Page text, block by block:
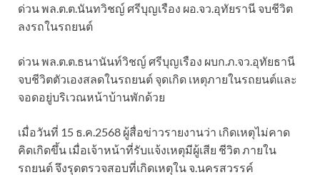
ด่วน พล.ต.ต.นันทวิชญ์ ศรีบุญเรือง ผอ.จว.อุทัยรานี จบชีวิต
ลงรถในรถยนต์
ด่วน พล.ต.ต.ธนานันท์วิชญ์ ศรีบุญเรือง ผบก.ภ.จว.อุทัยธานี
จบชีวิตตัวเองสลดในรถยนต์ จุดเกิด เหตุภายในรถยนต์และ
จอดอยู่บริเวณหน้าบ้านพักด้วย
เมื่อวันที่ 15 ธ.ค.2568 ผู้สื่อข่าวรายงานว่า เกิดเหตุไม่คาด
คิดเกิดขึ้น เมื่อเจ้าหน้าที่รับแจ้งเหตุมีผู้เสีย ชีวิต ภายใน
รถยนต์ จึงรุดตรวจสอบที่เกิดเหตุใน จ.นครสวรรค์